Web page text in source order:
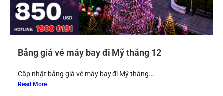
Bảng giá vé máy bay đi Mỹ tháng 12
Cập nhật bảng giá vé máy bay đi Mỹ tháng...
Read More